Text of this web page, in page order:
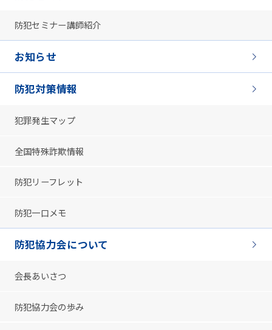
防犯セミナー講師紹介
お知らせ
防犯対策情報
犯罪発生マップ
全国特殊詐欺情報
防犯リーフレット
防犯一口メモ
防犯協力会について
会長あいさつ
防犯協力会の歩み